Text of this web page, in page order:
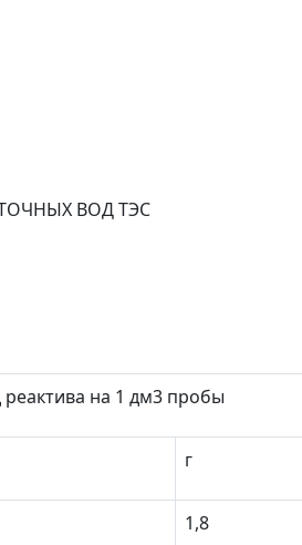
ВОД ТЭС
реактива на 1 дм3 пробы
г
1,8